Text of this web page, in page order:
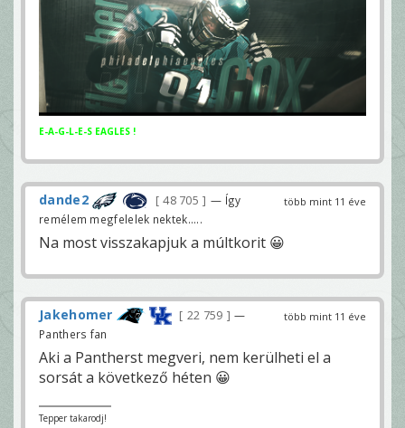
E-A-G-L-E-S EAGLES !
több mint 11 éve
dande2 48 705
— Így
remélem megfelelek nektek.....
Na most visszakapjuk a múltkorit 😀
több mint 11 éve
Jakehomer 22 759
—
Panthers fan
Aki a Pantherst megveri, nem kerülheti el a
sorsát a következő héten 😀
Tepper takarodj!